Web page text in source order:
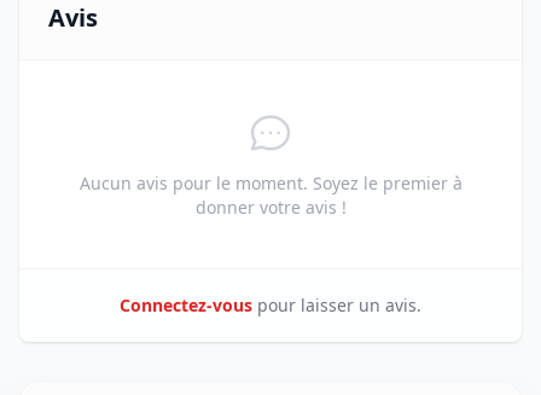
Avis
Aucun avis pour le moment. Soyez le premier à
donner votre avis !
Connectez-vous pour laisser un avis.